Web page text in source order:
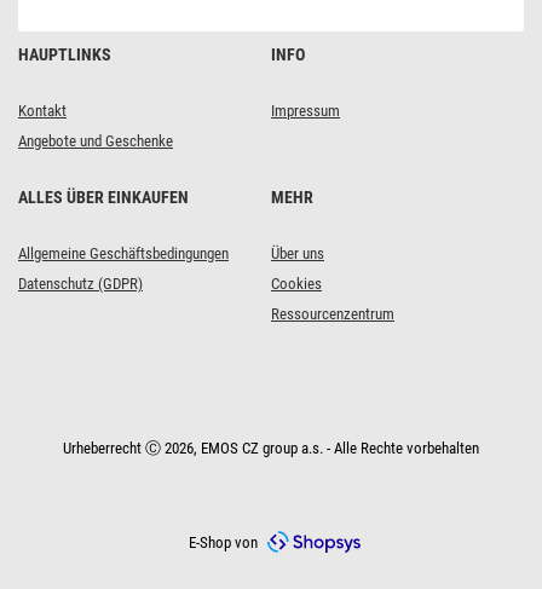
HAUPTLINKS
Kontakt
Angebote und Geschenke
INFO
Impressum
ALLES ÜBER EINKAUFEN
Allgemeine Geschäftsbedingungen
Datenschutz (GDPR)
MEHR
Über uns
Cookies
Ressourcenzentrum
Urheberrecht Ⓒ 2026, EMOS CZ group a.s. - Alle Rechte vorbehalten
E-Shop von